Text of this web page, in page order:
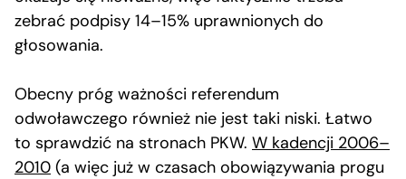
zebrać podpisy 14–15% uprawnionych do
głosowania.
Obecny próg ważności referendum
odwoławczego również nie jest taki niski. Łatwo
to sprawdzić na stronach PKW. W kadencji 2006–
2010 (a więc już w czasach obowiązywania progu